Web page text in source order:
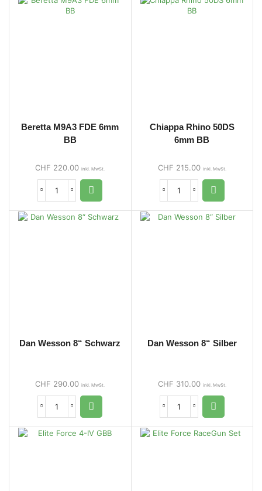
Beretta M9A3 FDE 6mm
BB
CHF 220.00 inkl. MwSt.
Chiappa Rhino 50DS
6mm BB
CHF 215.00 inkl. MwSt.
Dan Wesson 8“ Schwarz
CHF 290.00 inkl. MwSt.
Dan Wesson 8“ Silber
CHF 310.00 inkl. MwSt.